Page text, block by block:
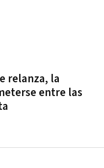
relanza, la
entre las